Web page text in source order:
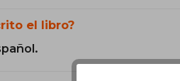
el libro?